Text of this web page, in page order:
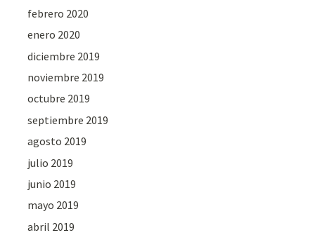
febrero 2020
enero 2020
diciembre 2019
noviembre 2019
octubre 2019
septiembre 2019
agosto 2019
julio 2019
junio 2019
mayo 2019
abril 2019